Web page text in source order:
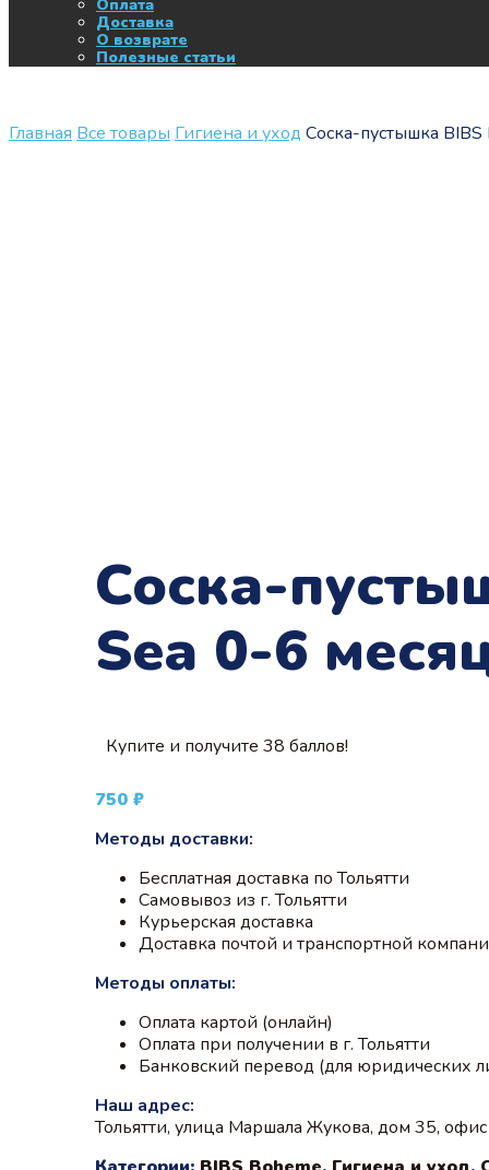
Оплата
Доставка
О возврате
Полезные статьи
Главная Все товары Гигиена и уход Соска-пустышка
Соска-
Sea 0-6
Купите и получите 38 баллов!
750 ₽
Методы доставки:
Бесплатная доставка по Тольятти
Самовывоз из г. Тольятти
Курьерская доставка
Доставка почтой и транспортной
Методы оплаты:
Оплата картой (онлайн)
Оплата при получении в г. Тольятти
Банковский перевод (для юридических
Наш адрес:
Тольятти, улица Маршала Жукова, дом 35,